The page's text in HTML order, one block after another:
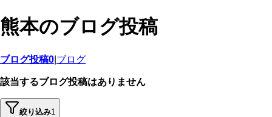
熊本のブログ投稿
ブログ投稿0 ブログ
該当するブログ投稿はありません
絞り込み1